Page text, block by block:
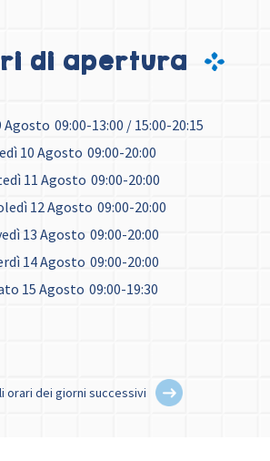
di apertura
Agosto 09:00-13:00 / 15:00-20:15
10 Agosto 09:00-20:00
11 Agosto 09:00-20:00
12 Agosto 09:00-20:00
13 Agosto 09:00-20:00
14 Agosto 09:00-20:00
15 Agosto 09:00-19:30
orari dei giorni successivi